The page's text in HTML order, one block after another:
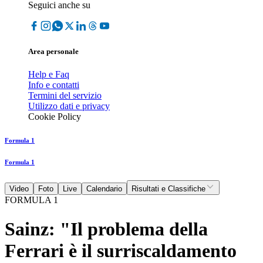
Seguici anche su
Area personale
Help e Faq
Info e contatti
Termini del servizio
Utilizzo dati e privacy
Cookie Policy
Formula 1
Formula 1
Video Foto Live Calendario Risultati e Classifiche
FORMULA 1
Sainz: "Il problema della
Ferrari è il surriscaldamento